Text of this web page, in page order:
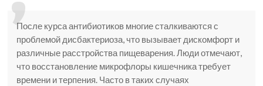
После курса антибиотиков многие сталкиваются с
проблемой дисбактериоза, что вызывает дискомфорт и
различные расстройства пищеварения. Люди отмечают,
что восстановление микрофлоры кишечника требует
времени и терпения. Часто в таких случаях